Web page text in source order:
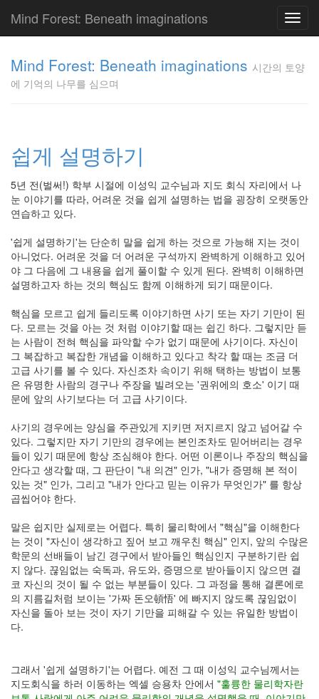
Mind Forest: Beneath imaginations
Mind Forest: Beneath imaginations 시간의 토양
에 기억의 나무를 심으며
쉽게 설명하기
5년 전(벌써!) 학부 시절에 이성익 교수님과 지도 회식 자리에서 나
눈 이야기를 따라, 어려운 것을 쉽게 설명하는 법을 굉장히 오랫동안
연습하고 있다.
'쉽게 설명하기'는 단순히 말을 쉽게 하는 것으로 가능해 지는 것이
아니었다. 어려운 것을 더 어려운 구석까지 완벽하게 이해하고 있어
야 그 다음에 그 내용을 쉽게 풀이할 수 있게 된다. 완벽히 이해하면
설명하고자 하는 것의 핵심도 함께 이해하게 되기 때문이다.
핵심을 모르고 쉽게 들리도록 이야기하면 사기 또는 자기 기만이 된
다. 모르는 것을 아는 것 처럼 이야기할 때는 쉽긴 하다. 그렇지만 듣
는 사람이 전혀 핵심을 파악할 수가 없기 때문에 사기이다. 자신이
그 복잡하고 복잡한 개념을 이해하고 있다고 착각 할 때는 조금 더
고급 사기를 볼 수 있다. 자신조차 속이기 위해 택하는 방법이 보통
은 유명한 사람의 경구나 주장을 빌려오는 '권위에의 호소' 이기 때
문에 앞의 사기보다는 더 고급 사기이다.
사기의 경우에는 양심을 주관있게 지키면 저지르지 않고 넘어갈 수
있다. 그렇지만 자기 기만의 경우에는 본인조차도 믿어버리는 경우
들이 있기 때문에 항상 조심해야 한다. 어떤 이론이나 주장의 핵심을
안다고 생각할 때, 그 판단이 "내 의견" 인가, "내가 증명해 본 적이
있는 것" 인가, 그리고 "내가 안다고 믿는 이유가 무엇인가" 를 항상
곱씹어야 한다.
말은 쉽지만 실제로는 어렵다. 특히 물리학에서 "핵심"을 이해한다
는 것이 "자신이 생각하고 짚어 보고 깨우친 핵심" 인지, 앞의 수많은
학문의 선배들이 남긴 경구에서 받아들인 핵심인지 구분하기란 쉽
지 않다. 끊임없는 숙독과, 유도와, 증명으로 받아들이지 않으면 결
코 자신의 것이 될 수 없는 부분들이 있다. 그 과정을 통해 결론에로
의 지름길처럼 보이는 '가짜 돈오頓悟' 에 빠지지 않도록 끊임없이
자신을 돌아 보는 것이 자기 기만을 피해갈 수 있는 유일한 방법이
다.
그래서 '쉽게 설명하기'는 어렵다. 예전 그 때 이성익 교수님께서는
지도회식을 하러 이동하는 엑셀 승용차 안에서 "훌륭한 물리학자란
이
의
글
플
러
스
단
덕
질
의
끝
화]
인
사
이
드
아
웃
전
자
모
바
일
부
효
몇
가
지
계
획
(1)
clear
미